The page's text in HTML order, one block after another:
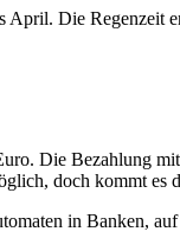
Die Regenzeit
Die Bezahlung
doch kommt es
in Banken,